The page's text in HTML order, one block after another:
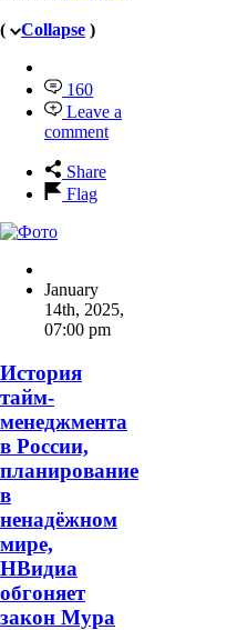
( Collapse )
160
Leave a
comment
Share
Flag
January
14th, 2025,
07:00 pm
История
тайм-
менеджмента
в России,
планирование
в
ненадёжном
мире,
НВидиа
обгоняет
закон Мура